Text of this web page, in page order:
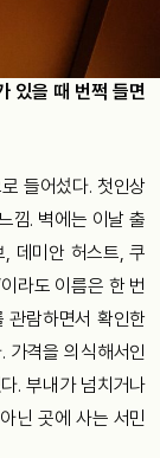
있을 때 번쩍 들면
들어섰다. 첫인상
낌. 벽에는 이날 출
데미안 허스트, 쿠
라도 이름은 한 번
관람하면서 확인한
가격을 의식해서인
. 부내가 넘치거나
닌 곳에 사는 서민